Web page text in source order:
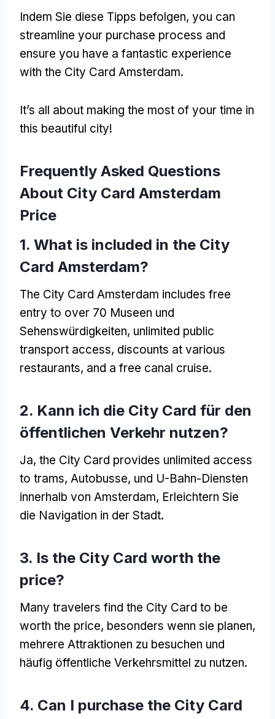
Indem Sie diese Tipps befolgen, you can
streamline your purchase process and
ensure you have a fantastic experience
with the City Card Amsterdam.
It’s all about making the most of your time in
this beautiful city!
Frequently Asked Questions
About City Card Amsterdam
Price
1. What is included in the City
Card Amsterdam?
The City Card Amsterdam includes free
entry to over 70 Museen und
Sehenswürdigkeiten, unlimited public
transport access, discounts at various
restaurants, and a free canal cruise.
2. Kann ich die City Card für den
öffentlichen Verkehr nutzen?
Ja, the City Card provides unlimited access
to trams, Autobusse, und U-Bahn-Diensten
innerhalb von Amsterdam, Erleichtern Sie
die Navigation in der Stadt.
3. Is the City Card worth the
price?
Many travelers find the City Card to be
worth the price, besonders wenn sie planen,
mehrere Attraktionen zu besuchen und
häufig öffentliche Verkehrsmittel zu nutzen.
4. Can I purchase the City Card